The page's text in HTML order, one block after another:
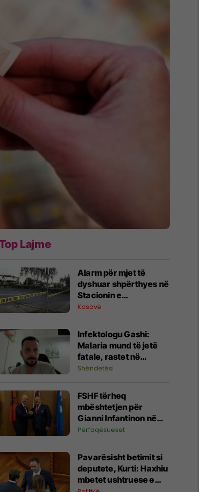
Lajme
Alarm për mjet të
dyshuar shpërthyes në
Stacionin e
Autobusëve në
vendngjarje
Kosovë
​Infektologu Gashi:
Malaria mund të jetë
fatale, rastet në
Kosovë janë të
Shëndetësi
FSHF tërheq
mbështetjen për
Gianni Infantinon në
garën për president të
Përfaqësueset
Pavarësisht betimit si
deputete, Kurti: Haxhiu
mbetet ushtruese e